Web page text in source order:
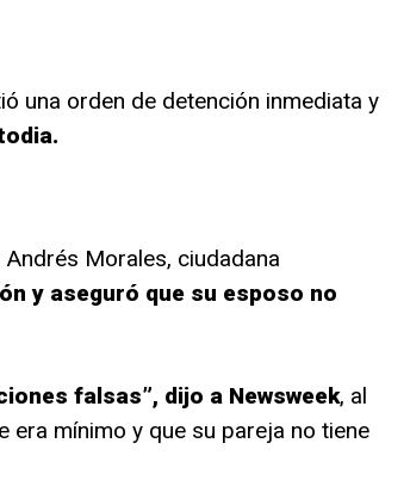
una orden de detención inmediata y
Morales, ciudadana
y aseguró que su esposo no
falsas”, dijo a Newsweek, al
era mínimo y que su pareja no tiene